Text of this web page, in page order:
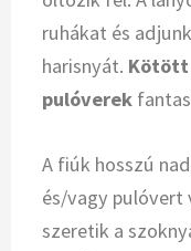
ruhákat és
harisnyát. Kötött
pulóverek
A fiúk hosszú
és/vagy pulóvert
szeretik a